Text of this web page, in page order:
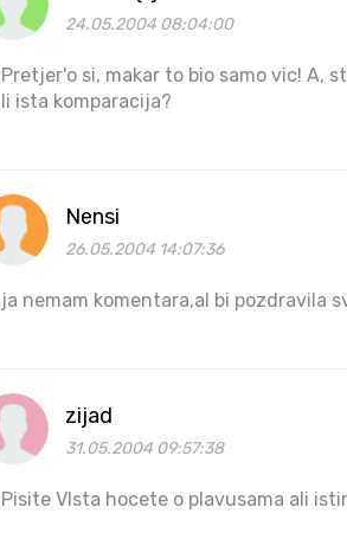
24.05.2004 08:04:00
Pretjer'o si, makar to bio samo vic! A,
li ista komparacija?
Nensi
26.05.2004 14:07:36
ja nemam komentara,al bi pozdravila
zijad
31.05.2004 09:57:38
Pisite VIsta hocete o plavusama ali